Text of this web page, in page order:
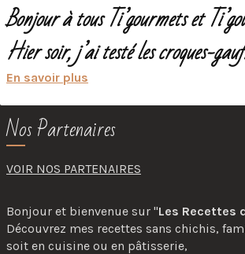
Bonjour à tous Ti’gourmets et
Hier soir, j’ai testé les croques-
En savoir plus
Nos Partenaires
VOIR NOS PARTENAIRES
Bonjour et bienvenue sur "Les Recettes
Découvrez mes recettes sans chichis,
soit en cuisine ou en pâtisserie,